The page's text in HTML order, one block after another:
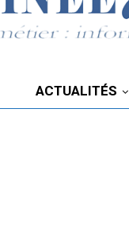
ACTUALITÉS